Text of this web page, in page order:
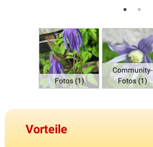
Fotos (1)
Community-
Fotos (1)
Vorteile